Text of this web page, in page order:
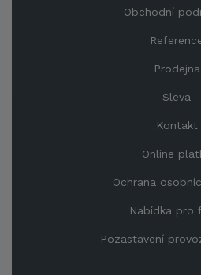
Obchodní
Prodejna
Sleva
Kontakt
Online
Ochrana
Nabídka pro
Pozastavení